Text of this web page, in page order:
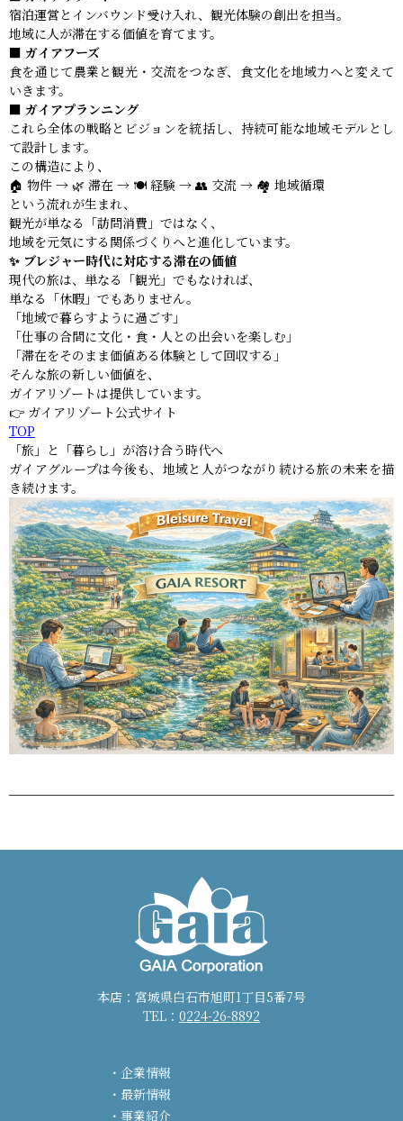
宿泊運営とインバウンド受け入れ、観光体験の創出を担当。
地域に人が滞在する価値を育てます。
■ ガイアフーズ
食を通じて農業と観光・交流をつなぎ、食文化を地域力へと変えて
いきます。
■ ガイアプランニング
これら全体の戦略とビジョンを統括し、持続可能な地域モデルとし
て設計します。
この構造により、
🏠 物件 → 🌿 滞在 → 🍽 経験 → 👥 交流 → 🏘 地域循環
という流れが生まれ、
観光が単なる「訪問消費」ではなく、
地域を元気にする関係づくりへと進化しています。
✨ ブレジャー時代に対応する滞在の価値
現代の旅は、単なる「観光」でもなければ、
単なる「休暇」でもありません。
「地域で暮らすように過ごす」
「仕事の合間に文化・食・人との出会いを楽しむ」
「滞在をそのまま価値ある体験として回収する」
そんな旅の新しい価値を、
ガイアリゾートは提供しています。
👉 ガイアリゾート公式サイト
TOP
「旅」と「暮らし」が溶け合う時代へ――
ガイアグループは今後も、地域と人がつながり続ける旅の未来を描
き続けます。
本店：宮城県白石市旭町1丁目5番7号
TEL： 0224-26-8892
企業情報
最新情報
事業紹介